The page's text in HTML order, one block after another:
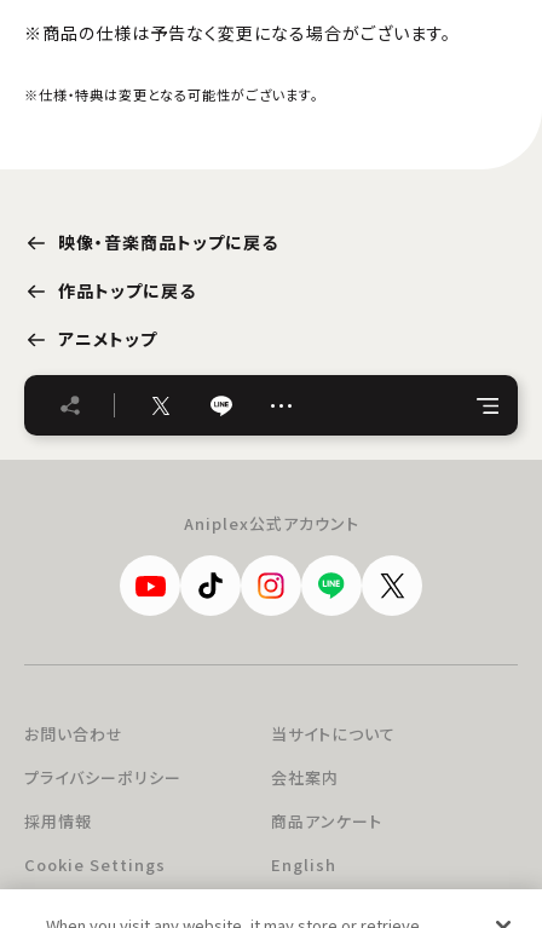
※商品の仕様は予告なく変更になる場合がございます。
※仕様・特典は変更となる可能性がございます。
映像・音楽商品トップに戻る
作品トップに戻る
アニメトップ
…
Aniplex公式アカウント
お問い合わせ
当サイトについて
プライバシーポリシー
会社案内
採用情報
商品アンケート
Cookie Settings
English